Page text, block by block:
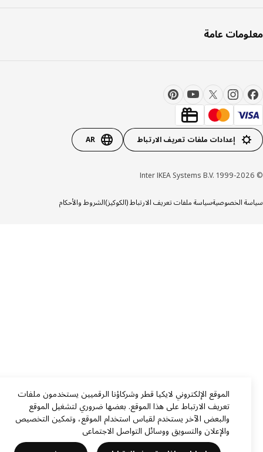
عامة
إعدادات ملفات تعريف الارتباط AR
الخصوصيةسياسة ملفات تعريف الارتباط (الكوكيز)الشروط والأحكام
الموقع الإلكتروني لايكيا قطر وشركاؤنا الرقميين يستخدمون ملفات
تعريف الارتباط على هذا الموقع. بعضها ضروري لتشغيل الموقع
والبعض الآخر يستخدم لقياس استخدام الموقع، وتمكين التخصيص
والإعلان والتسويق ووسائل التواصل الاجتماعي